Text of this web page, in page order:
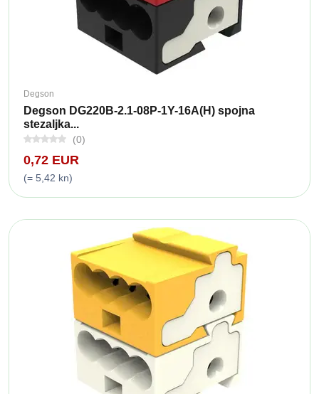
Degson
Degson DG220B-2.1-08P-1Y-16A(H) spojna
stezaljka...
(0)
0,72 EUR
(= 5,42 kn)